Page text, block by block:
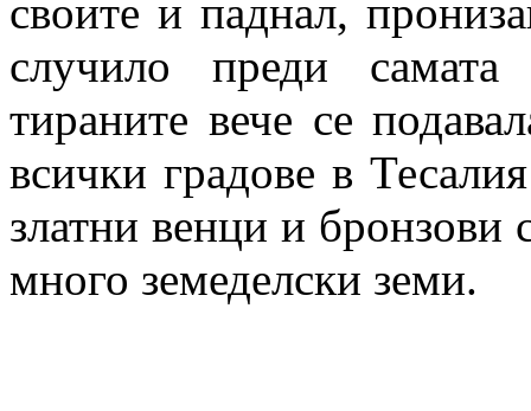
своите и паднал,
случило преди самата
тираните вече се
всички градове в
златни венци и бронзови
много земеделски земи.